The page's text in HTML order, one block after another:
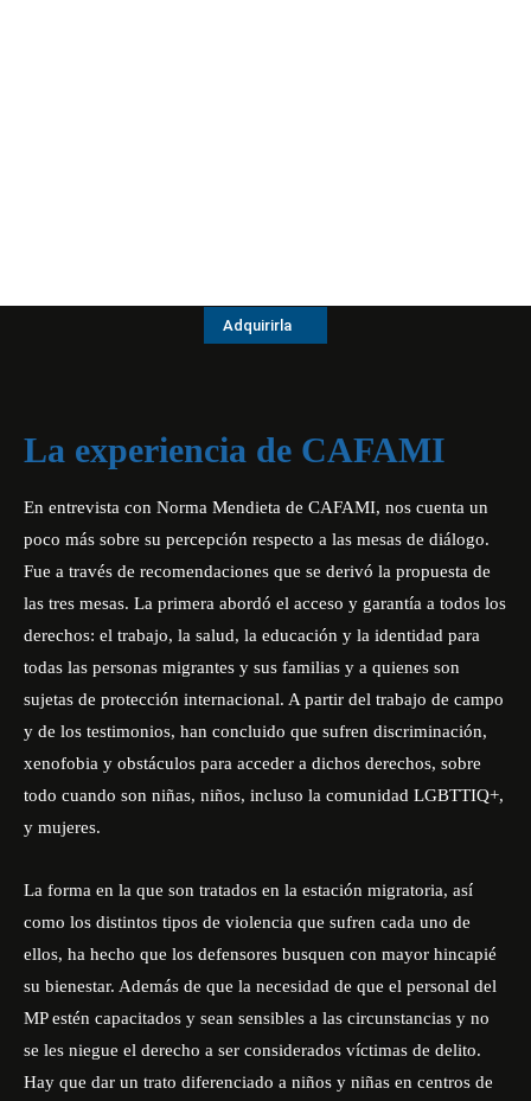
Adquirirla
La experiencia de CAFAMI
En entrevista con Norma Mendieta de CAFAMI, nos cuenta un
poco más sobre su percepción respecto a las mesas de diálogo.
Fue a través de recomendaciones que se derivó la propuesta de
las tres mesas. La primera abordó el acceso y garantía a todos los
derechos: el trabajo, la salud, la educación y la identidad para
todas las personas migrantes y sus familias y a quienes son
sujetas de protección internacional. A partir del trabajo de campo
y de los testimonios, han concluido que sufren discriminación,
xenofobia y obstáculos para acceder a dichos derechos, sobre
todo cuando son niñas, niños, incluso la comunidad LGBTTIQ+,
y mujeres.
La forma en la que son tratados en la estación migratoria, así
como los distintos tipos de violencia que sufren cada uno de
ellos, ha hecho que los defensores busquen con mayor hincapié
su bienestar. Además de que la necesidad de que el personal del
MP estén capacitados y sean sensibles a las circunstancias y no
se les niegue el derecho a ser considerados víctimas de delito.
Hay que dar un trato diferenciado a niños y niñas en centros de